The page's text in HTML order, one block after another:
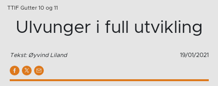
TTIF Gutter 10 og 11
Ulvunger i full utvikling
Tekst: Øyvind Liland 19/01/2021